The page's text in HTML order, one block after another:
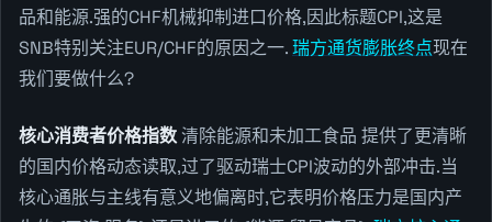
品和能源.强的CHF机械抑制进口价格,因此标题CPI,这是
SNB特别关注EUR/CHF的原因之一.瑞方通货膨胀终点现在
我们要做什么?
核心消费者价格指数 清除能源和未加工食品 提供了更清晰
的国内价格动态读取,过了驱动瑞士CPI波动的外部冲击.当
核心通胀与主线有意义地偏离时,它表明价格压力是国内产